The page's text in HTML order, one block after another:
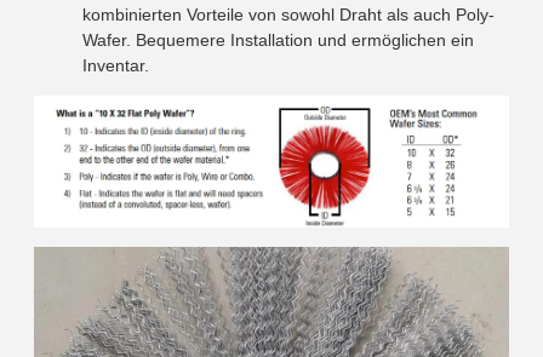
kombinierten Vorteile von sowohl Draht als auch Poly-
Wafer. Bequemere Installation und ermöglichen ein
Inventar.